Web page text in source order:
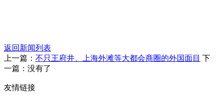
返回新闻列表
上一篇： 不只王府井、上海外滩等大都会商圈的外国面目 下
一篇：没有了
友情链接